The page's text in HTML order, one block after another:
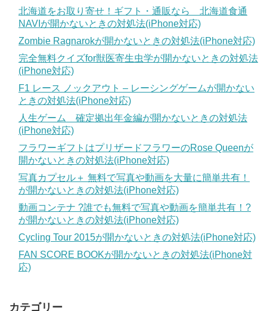
北海道をお取り寄せ！ギフト・通販なら 北海道食通
NAVIが開かないときの対処法(iPhone対応)
Zombie Ragnarokが開かないときの対処法(iPhone対応)
完全無料クイズfor獣医寄生虫学が開かないときの対処法
(iPhone対応)
F1 レース ノックアウト – レーシングゲームが開かない
ときの対処法(iPhone対応)
人生ゲーム 確定拠出年金編が開かないときの対処法
(iPhone対応)
フラワーギフトはプリザードフラワーのRose Queenが
開かないときの対処法(iPhone対応)
写真カプセル＋ 無料で写真や動画を大量に簡単共有！
が開かないときの対処法(iPhone対応)
動画コンテナ ?誰でも無料で写真や動画を簡単共有！?
が開かないときの対処法(iPhone対応)
Cycling Tour 2015が開かないときの対処法(iPhone対応)
FAN SCORE BOOKが開かないときの対処法(iPhone対
応)
カテゴリー